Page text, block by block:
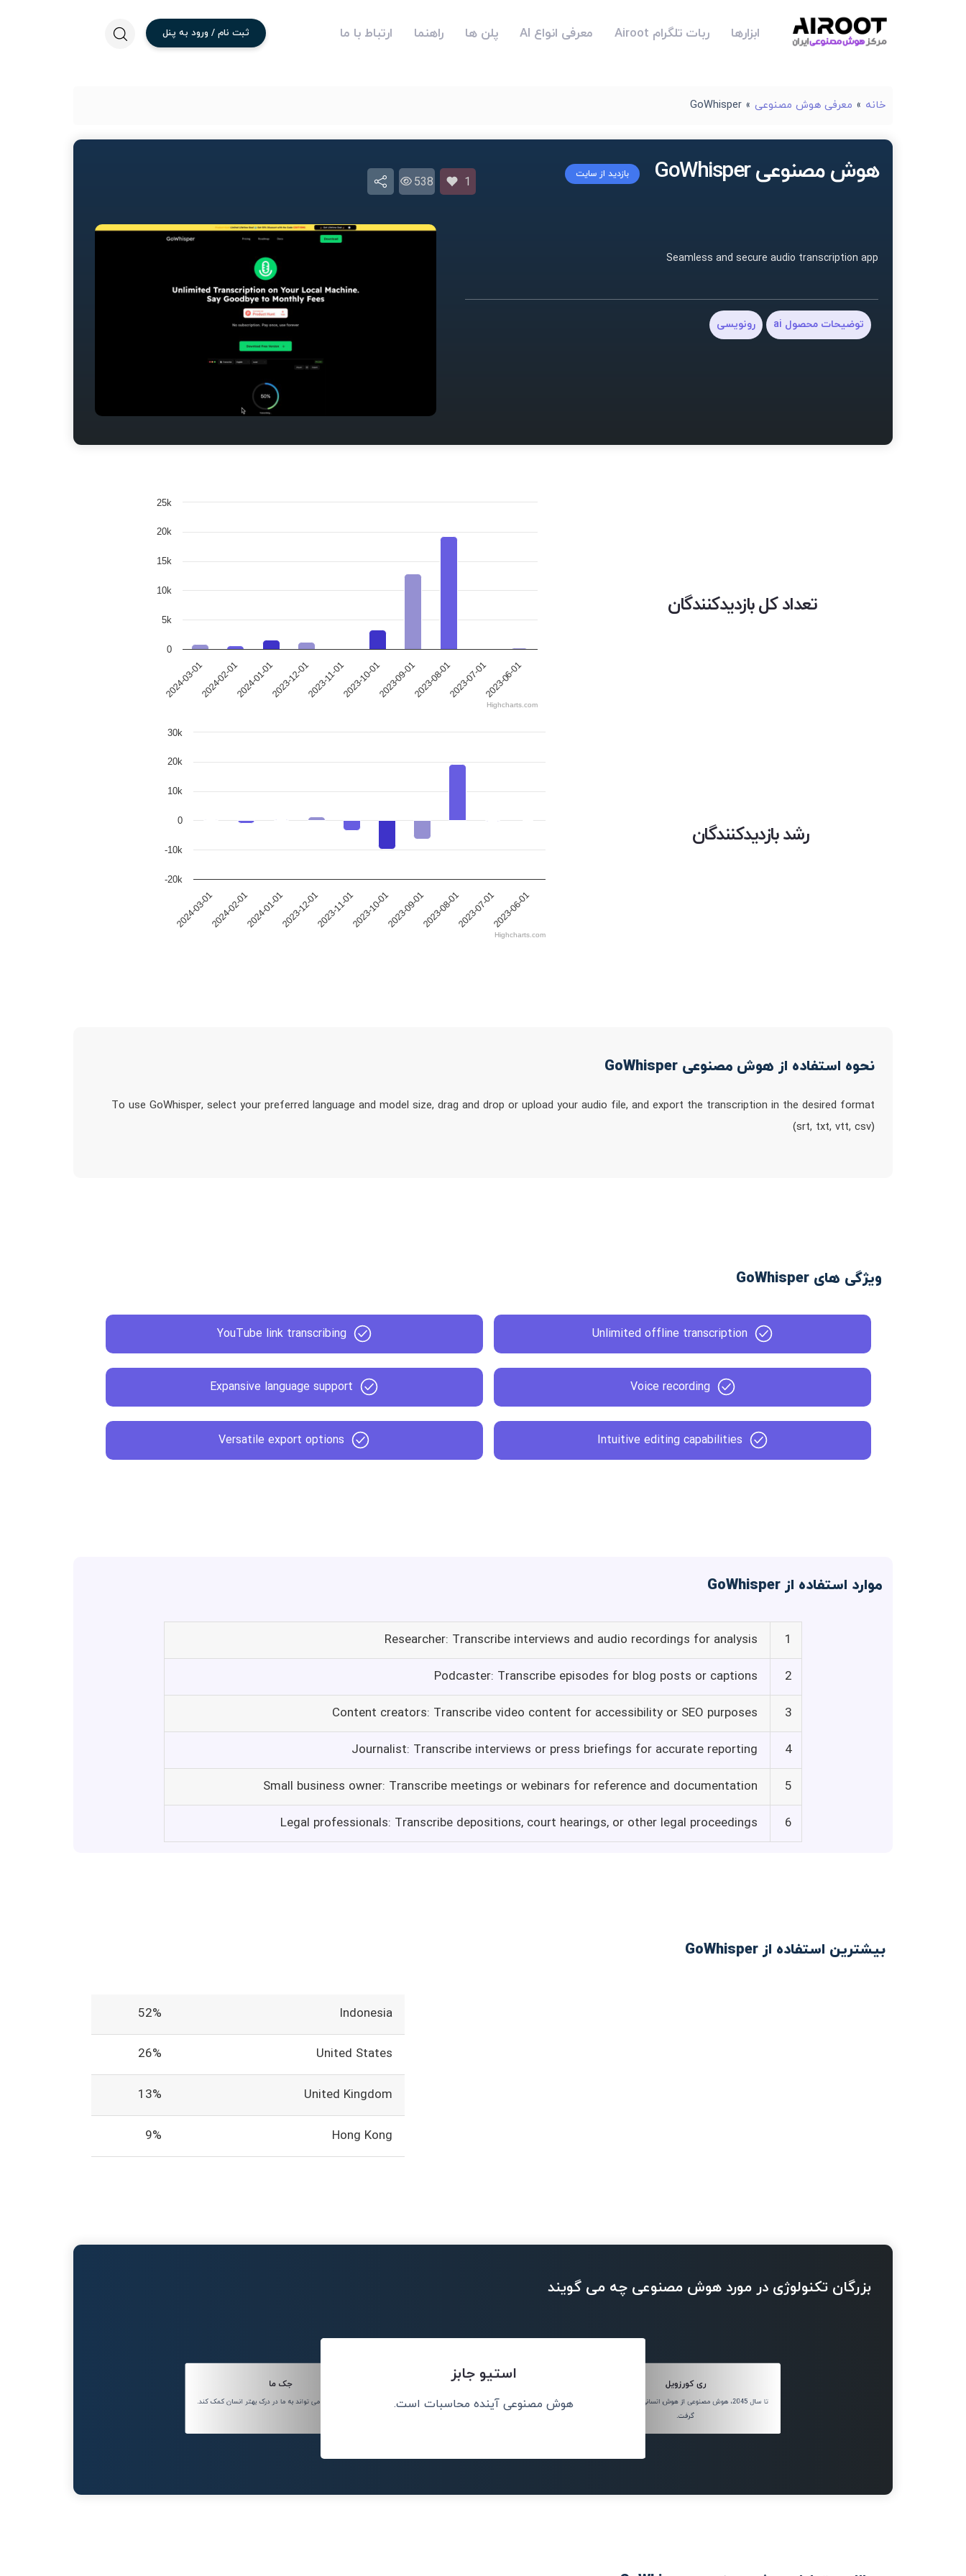
ابزارها ربات تلگرام Airoot معرفی انواع AI پلن ها راهنما ارتباط با ما ثبت نام / ورود به پنل
خانه » معرفی هوش مصنوعی »
GoWhisper
هوش مصنوعی GoWhisper بازدید از سایت
1
538
Seamless and secure audio transcription app
توضیحات محصول ai رونویسی
تعداد کل بازدیدکنندگان
2024-03-012024-02-012024-01-012023-12-012023-11-012023-10-012023-09-012023-08-012023-07-012023-06-01
0
5k
10k
15k
20k
25k
Highcharts.com
رشد بازدیدکنندگان
2024-03-012024-02-012024-01-012023-12-012023-11-012023-10-012023-09-012023-08-012023-07-012023-06-01
-20k
-10k
0
10k
20k
30k
Highcharts.com
نحوه استفاده از هوش مصنوعی GoWhisper
To use GoWhisper, select your preferred language and model size, drag and drop or upload your audio file, and export the transcription in the desired format
(srt, txt, vtt, csv)
ویژگی های GoWhisper
Unlimited offline transcription
YouTube link transcribing
Voice recording
Expansive language support
Intuitive editing capabilities
Versatile export options
موارد استفاده از GoWhisper
1
Researcher: Transcribe interviews and audio recordings for analysis
2
Podcaster: Transcribe episodes for blog posts or captions
3
Content creators: Transcribe video content for accessibility or SEO purposes
4
Journalist: Transcribe interviews or press briefings for accurate reporting
5
Small business owner: Transcribe meetings or webinars for reference and documentation
6
Legal professionals: Transcribe depositions, court hearings, or other legal proceedings
بیشترین استفاده از GoWhisper
Indonesia
52%
United States
26%
United Kingdom
13%
Hong Kong
9%
بزرگان تکنولوژی در مورد هوش مصنوعی چه می گویند
ری کورزویل
تا سال 2045، هوش مصنوعی از هوش انسانی پیشی خواهد
گرفت.
استیو جابز
هوش مصنوعی آینده محاسبات است.
جک ما
هوش مصنوعی می تواند به ما در درک بهتر انسان کمک کند.